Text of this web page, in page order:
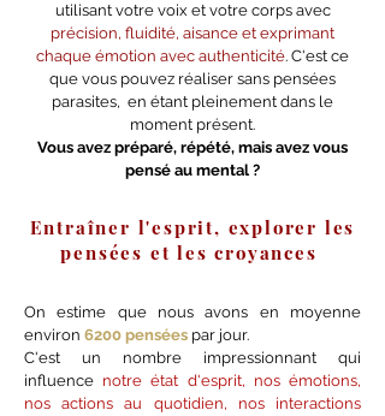
utilisant votre voix et votre corps avec
précision, fluidité, aisance et exprimant
chaque émotion avec authenticité. C'est ce
que vous pouvez réaliser sans pensées
parasites, en étant pleinement dans le
moment présent.
Vous avez préparé, répété, mais avez vous
pensé au mental ?
Entraîner l'esprit, explorer les
pensées et les croyances
On estime que nous avons en moyenne
environ 6200 pensées par jour.
C'est un nombre impressionnant qui
influence notre état d'esprit, nos émotions,
nos actions au quotidien, nos interactions